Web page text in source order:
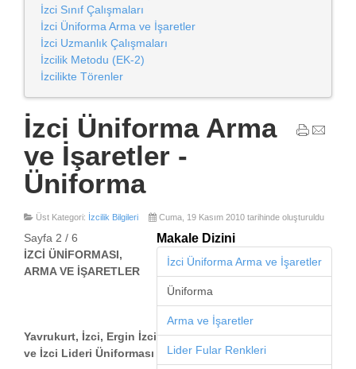
İzci Sınıf Çalışmaları
İzci Üniforma Arma ve İşaretler
İzci Uzmanlık Çalışmaları
İzcilik Metodu (EK-2)
İzcilikte Törenler
İzci Üniforma Arma
ve İşaretler -
Üniforma
Üst Kategori: İzcilik Bilgileri Cuma, 19 Kasım 2010 tarihinde oluşturuldu
Makale Dizini
İzci Üniforma Arma ve İşaretler
Üniforma
Arma ve İşaretler
Lider Fular Renkleri
Sayfa 2 / 6
İZCİ ÜNİFORMASI,
ARMA VE İŞARETLER
Yavrukurt, İzci, Ergin İzci
ve İzci Lideri Üniforması